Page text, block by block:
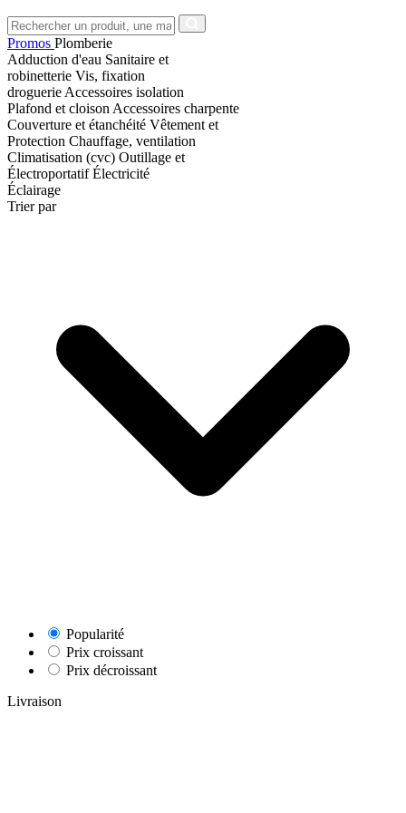
Promos Plomberie
Adduction d'eau Sanitaire et
robinetterie Vis, fixation
droguerie Accessoires isolation
Plafond et cloison Accessoires charpente
Couverture et étanchéité Vêtement et
Protection Chauffage, ventilation
Climatisation (cvc) Outillage et
ÉlectroportatifÉlectricité
Éclairage
Trier par
Popularité
Prix croissant
Prix décroissant
Livraison